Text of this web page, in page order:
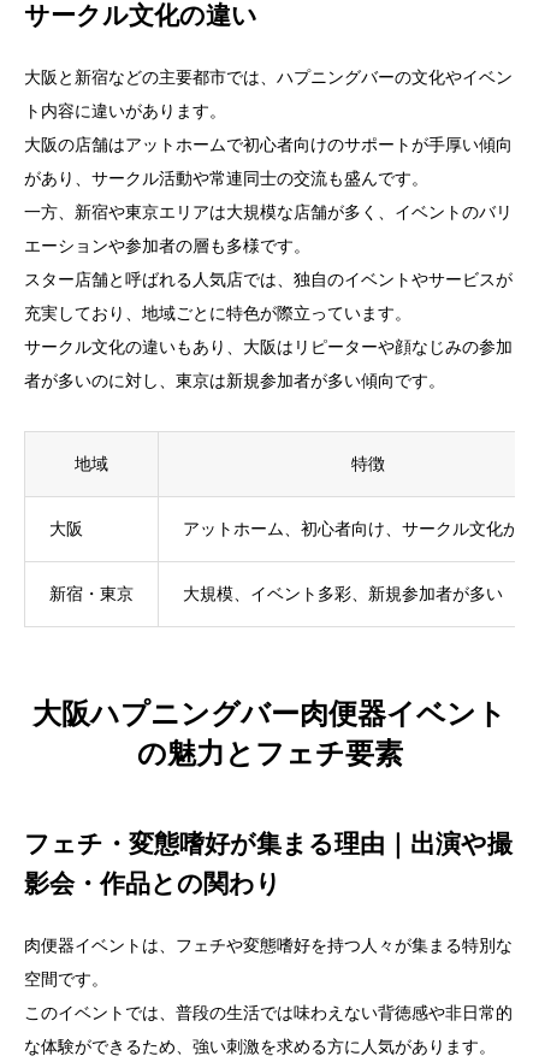
サークル文化の違い
大阪と新宿などの主要都市では、ハプニングバーの文化やイベン
ト内容に違いがあります。
大阪の店舗はアットホームで初心者向けのサポートが手厚い傾向
があり、サークル活動や常連同士の交流も盛んです。
一方、新宿や東京エリアは大規模な店舗が多く、イベントのバリ
エーションや参加者の層も多様です。
スター店舗と呼ばれる人気店では、独自のイベントやサービスが
充実しており、地域ごとに特色が際立っています。
サークル文化の違いもあり、大阪はリピーターや顔なじみの参加
者が多いのに対し、東京は新規参加者が多い傾向です。
地域 特徴
大阪 アットホーム、初心者向け、サークル文化が
新宿・東京 大規模、イベント多彩、新規参加者が多い
大阪ハプニングバー肉便器イベント
の魅力とフェチ要素
フェチ・変態嗜好が集まる理由｜出演や撮
影会・作品との関わり
肉便器イベントは、フェチや変態嗜好を持つ人々が集まる特別な
空間です。
このイベントでは、普段の生活では味わえない背徳感や非日常的
な体験ができるため、強い刺激を求める方に人気があります。